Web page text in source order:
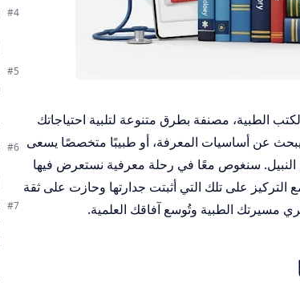
الطبية، مصنفة بطرق متنوعة لتلبية احتياجاتك
يبحث عن أساسيات المعرفة، أو طبيبًا متخصصًا يسعى
النبيل. سنغوص معًا في رحلة معرفية نستعرض فيها
على تلك التي أثبتت جدارتها وحازت على ثقة
مسيرتك الطبية وتُوسع آفاقك العلمية.